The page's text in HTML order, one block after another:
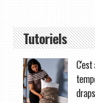
Tutoriels